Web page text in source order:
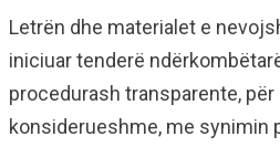
Letrën dhe materialet e
iniciuar tenderë
procedurash transparente, për
konsiderueshme, me synimin